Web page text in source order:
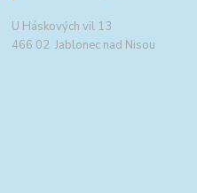
U Háskových vil 13
466 02 Jablonec nad Nisou